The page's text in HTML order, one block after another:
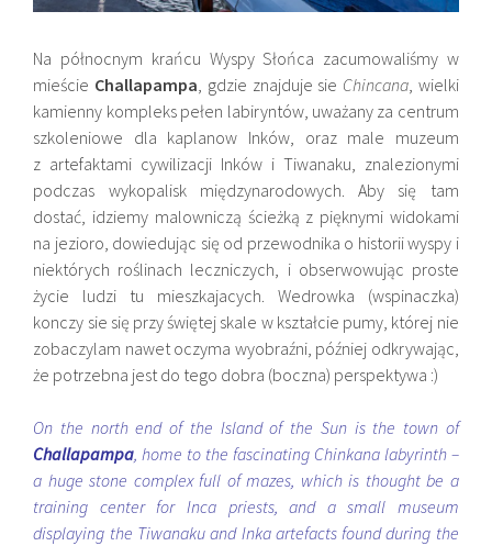
Na północnym krańcu Wyspy Słońca zacumowaliśmy w
mieście Challapampa, gdzie znajduje sie Chincana, wielki
kamienny kompleks pełen labiryntów, uważany za centrum
szkoleniowe dla kaplanow Inków, oraz male muzeum
z artefaktami cywilizacji Inków i Tiwanaku, znalezionymi
podczas wykopalisk międzynarodowych. Aby się tam
dostać, idziemy malowniczą ścieżką z pięknymi widokami
na jezioro, dowiedując się od przewodnika o historii wyspy i
niektórych roślinach leczniczych, i obserwowując proste
życie ludzi tu mieszkajacych. Wedrowka (wspinaczka)
konczy sie się przy świętej skale w kształcie pumy, której nie
zobaczylam nawet oczyma wyobraźni, później odkrywając,
że potrzebna jest do tego dobra (boczna) perspektywa :)
On the north end of the Island of the Sun is the town of
Challapampa, home to the fascinating Chinkana labyrinth –
a huge stone complex full of mazes, which is thought be a
training center for Inca priests, and a small museum
displaying the Tiwanaku and Inka artefacts found during the